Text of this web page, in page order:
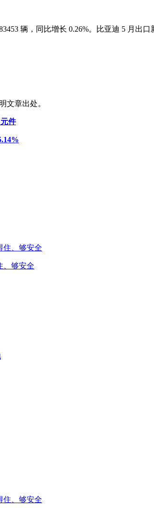
辆，同比增长 0.26%。比亚迪 5 月出口
文章出处。
件
、够安全